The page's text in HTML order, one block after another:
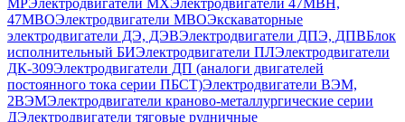
47МВОЭлектродвигатели MBOЭкскаваторные
электродвигатели ДЭ, ДЭВЭлектродвигатели ДПЭ, ДПВБлок
исполнительный БИЭлектродвигатели ПЛЭлектродвигатели
ДК-309Электродвигатели ДП (аналоги двигателей
постоянного тока серии ПБСТ)Электродвигатели ВЭМ,
2ВЭМЭлектродвигатели краново-металлургические серии
ДЭлектродвигатели тяговые рудничные